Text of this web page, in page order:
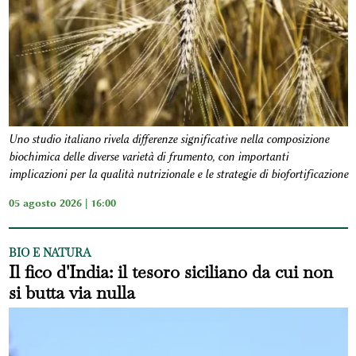
Uno studio italiano rivela differenze significative nella composizione
biochimica delle diverse varietà di frumento, con importanti
implicazioni per la qualità nutrizionale e le strategie di biofortificazione
05 agosto 2026 | 16:00
BIO E NATURA
Il fico d'India: il tesoro siciliano da cui non
si butta via nulla